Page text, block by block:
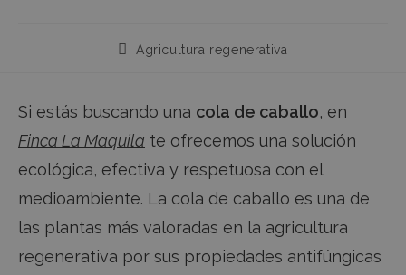
Agricultura regenerativa
Si estás buscando una cola de caballo, en
Finca La Maquila te ofrecemos una solución
ecológica, efectiva y respetuosa con el
medioambiente. La cola de caballo es una de
las plantas más valoradas en la agricultura
regenerativa por sus propiedades antifúngicas